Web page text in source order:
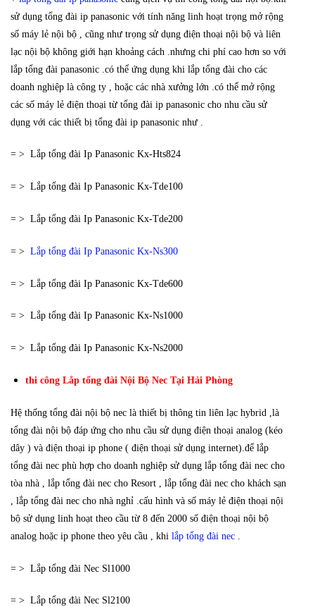
sử dụng tổng đài ip panasonic với tính năng linh hoạt trọng mở rộng
số máy lẻ nội bộ , cũng như trọng sử dụng điện thoại nội bộ và liên
lạc nội bộ không giới hạn khoảng cách .nhưng chi phí cao hơn so với
lắp tổng đài panasonic .có thể ứng dụng khi lắp tổng đài cho các
doanh nghiệp là công ty , hoặc các nhà xưởng lớn .có thể mở rộng
các số máy lẻ điện thoại từ tổng đài ip panasonic cho nhu cầu sử
dụng với các thiết bị tổng đài ip panasonic như .
= > Lắp tổng đài Ip Panasonic Kx-Hts824
= > Lắp tổng đài Ip Panasonic Kx-Tde100
= > Lắp tổng đài Ip Panasonic Kx-Tde200
= > Lắp tổng đài Ip Panasonic Kx-Ns300
= > Lắp tổng đài Ip Panasonic Kx-Tde600
= > Lắp tổng đài Ip Panasonic Kx-Ns1000
= > Lắp tổng đài Ip Panasonic Kx-Ns2000
thi công Lắp tổng đài Nội Bộ Nec Tại Hải Phòng
Hệ thống tổng đài nội bộ nec là thiết bị thông tin liên lạc hybrid ,là
tổng đài nội bộ đáp ứng cho nhu cầu sử dụng điện thoại analog (kéo
dây ) và điện thoại ip phone ( điện thoại sử dụng internet).để lắp
tổng đài nec phù hợp cho doanh nghiệp sử dụng lắp tổng đài nec cho
tòa nhà , lắp tổng đài nec cho Resort , lắp tổng đài nec cho khách sạn
, lắp tổng đài nec cho nhà nghỉ .cấu hình và số máy lẻ điện thoại nội
bộ sử dụng linh hoạt theo cầu từ 8 đến 2000 số điện thoại nội bộ
analog hoặc ip phone theo yêu cầu , khi lắp tổng đài nec
= > Lắp tổng đài Nec Sl1000
= > Lắp tổng đài Nec Sl2100